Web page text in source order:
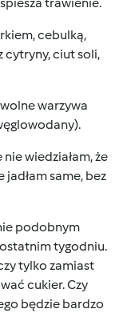
cebulką,
cytryny, ciut soli,
warzywa
wiedziałam, że
jadłam same, bez
podobnym
tygodniu.
tylko zamiast
cukier. Czy
będzie bardzo